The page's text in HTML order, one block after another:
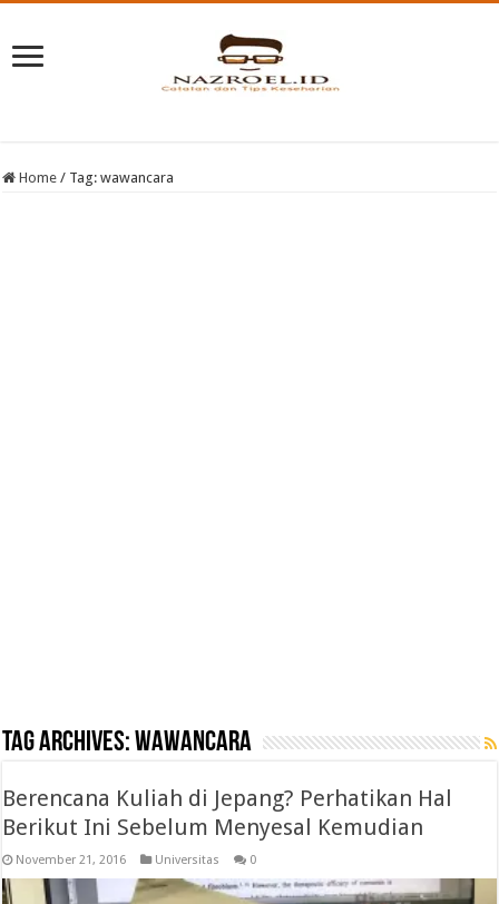
Home / Tag:wawancara
Tag Archives:wawancara
Berencana Kuliah di Jepang? Perhatikan Hal
Berikut Ini Sebelum Menyesal Kemudian
November 21, 2016 Universitas 0